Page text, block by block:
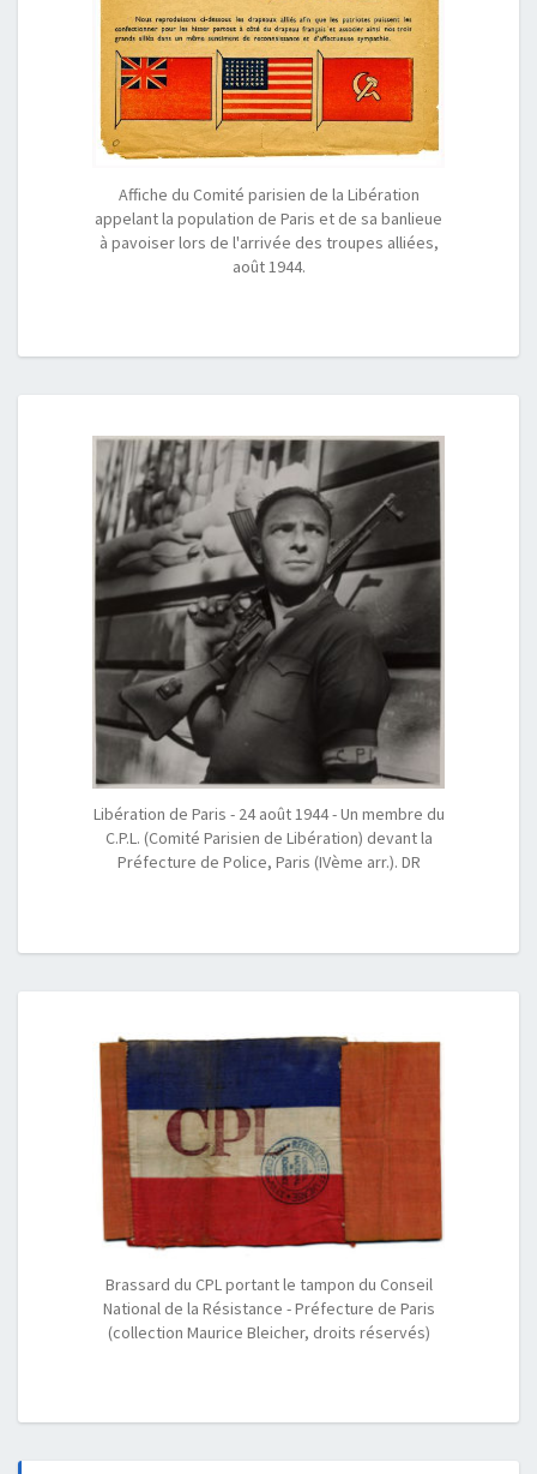
Affiche du Comité parisien de la Libération
appelant la population de Paris et de sa banlieue
à pavoiser lors de l'arrivée des troupes alliées,
août 1944.
Libération de Paris - 24 août 1944 - Un membre du
C.P.L. (Comité Parisien de Libération) devant la
Préfecture de Police, Paris (IVème arr.). DR
Brassard du CPL portant le tampon du Conseil
National de la Résistance - Préfecture de Paris
(collection Maurice Bleicher, droits réservés)